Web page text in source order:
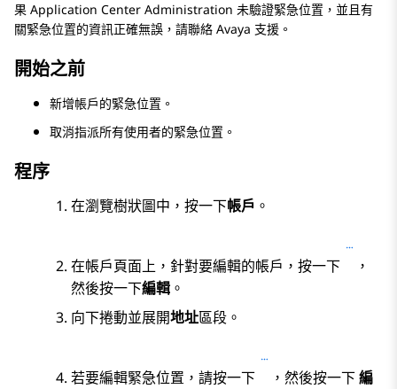
果 Application Center Administration 未驗證緊急位置，並且有
關緊急位置的資訊正確無誤，請聯絡 Avaya 支援。
開始之前
新增帳戶的緊急位置。
取消指派所有使用者的緊急位置。
程序
在瀏覽樹狀圖中，按一下帳戶 。
在帳戶頁面上，針對要編輯的帳戶，按一下
，
然後按一下編輯 。
向下捲動並展開地址區段。
若要編輯緊急位置，請按一下 ，然後按一下編